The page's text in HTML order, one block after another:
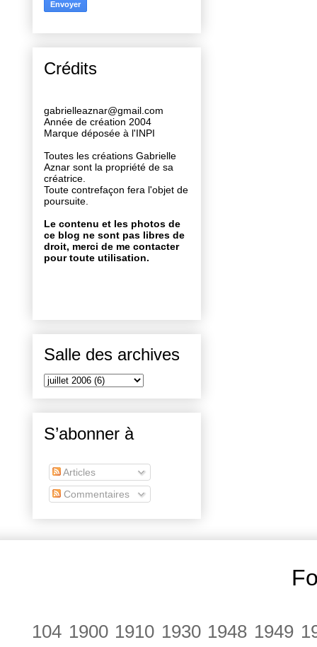
Crédits
gabrielleaznar@gmail.com
Année de création 2004
Marque déposée à l'INPI
Toutes les créations Gabrielle
Aznar sont la propriété de sa
créatrice.
Toute contrefaçon fera l'objet de
poursuite.
Le contenu et les photos de
ce blog ne sont pas libres de
droit, merci de me contacter
pour toute utilisation.
Salle des archives
S’abonner à
Articles
Commentaires
104 1900 1910 1930 1948 1949